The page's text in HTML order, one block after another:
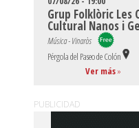
Grup Folklòric Les
Cultural Nanos i
Música - Vinaròs
Pérgola del Paseo de Colón
Ver más»
PUBLICIDAD